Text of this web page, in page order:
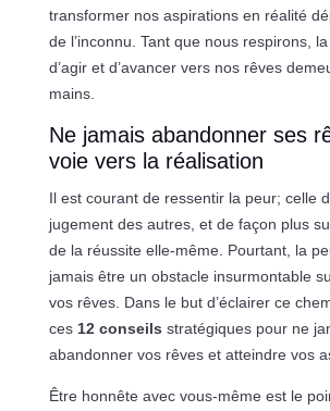
transformer nos aspirations en réalité
de l’inconnu. Tant que nous respirons,
d’agir et d’avancer vers nos rêves
mains.
Ne jamais abandonner ses
voie vers la réalisation
Il est courant de ressentir la peur; celle
jugement des autres, et de façon plus
de la réussite elle-même. Pourtant, la
jamais être un obstacle insurmontable
vos rêves. Dans le but d’éclairer ce
ces 12 conseils stratégiques pour ne
abandonner vos rêves et atteindre vos
Être honnête avec vous-même est le